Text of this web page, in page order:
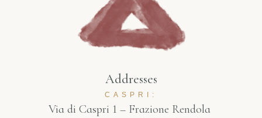
Addresses
CASPRI:
Via di Caspri 1 – Frazione Rendola